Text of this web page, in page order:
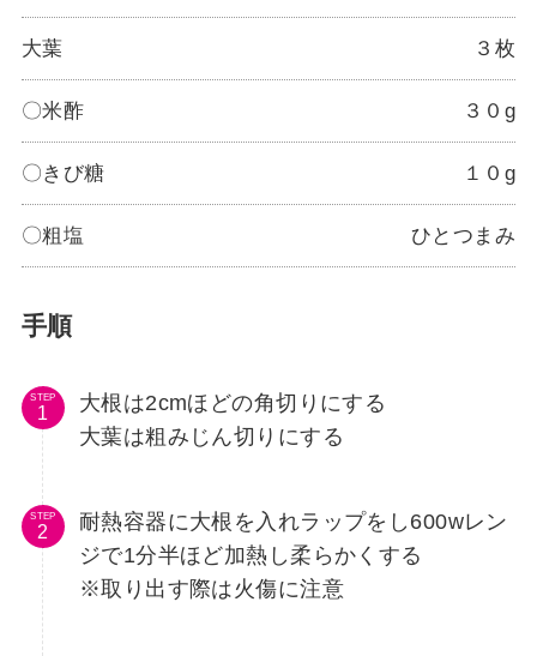
大葉 ３枚
〇米酢 ３０g
〇きび糖 １０g
〇粗塩 ひとつまみ
手順
STEP
大根は2cmほどの角切りにする
大葉は粗みじん切りにする
STEP
耐熱容器に大根を入れラップをし600wレン
ジで1分半ほど加熱し柔らかくする
※取り出す際は火傷に注意